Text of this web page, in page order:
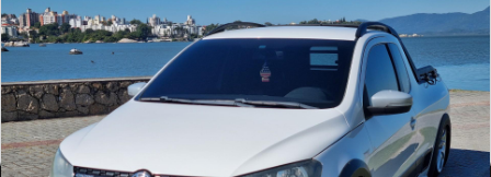
2024 manual Branca Álc./Gasol.